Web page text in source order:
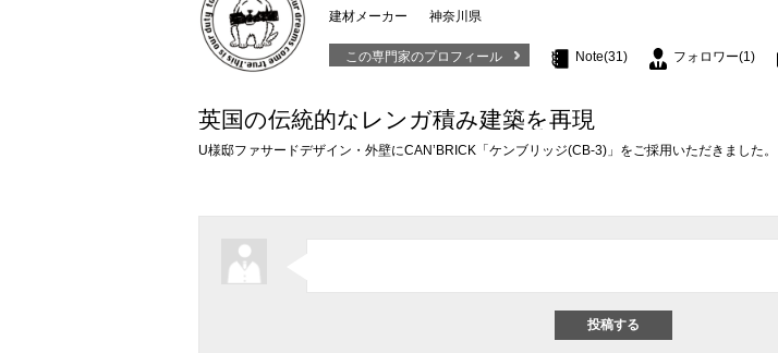
建材メーカー 神奈川県
この専門家のプロフィール Note(31) フォロワー(1)
英国の伝統的なレンガ積み建築を再現
U様邸ファサードデザイン・外壁にCAN’BRICK「ケンブリッジ(CB-3)」をご採用いただきました。